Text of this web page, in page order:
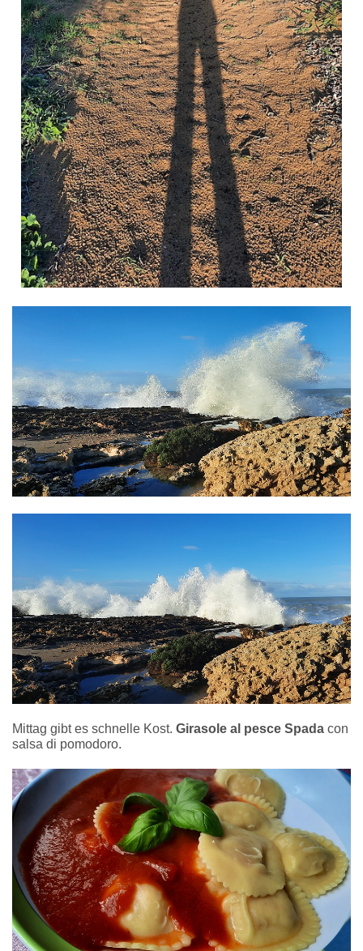
Mittag gibt es schnelle Kost. Girasole al pesce Spada con
salsa di pomodoro.